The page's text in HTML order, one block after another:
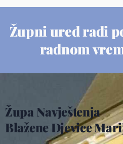
Župni ured radi
radnom
Župa Navještenja
Blažene Djevice